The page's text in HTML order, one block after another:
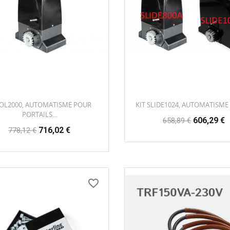
AUTOMATISME POUR
PORTAILS...
Prix
778,12 € Prix
716,02 €
KIT SLIDE1024, AUTOMATISME
Prix
658,89 € Prix
606,29 €
favorite_border